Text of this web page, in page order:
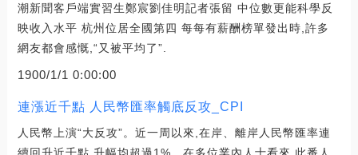
潮新聞客戶端實習生鄭宸劉佳明記者張留 中位數更能科學反
映收入水平 杭州位居全國第四 每每有薪酬榜單發出時,許多
網友都會感慨,“又被平均了”.
1900/1/1 0:00:00
連漲近千點 人民幣匯率觸底反攻_CPI
人民幣上演“大反攻”。近一周以來,在岸、離岸人民幣匯率連